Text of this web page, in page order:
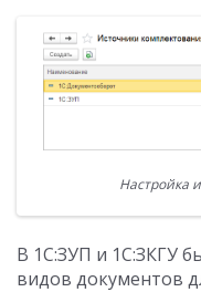
Настройка
В 1С:ЗУП и 1С:ЗКГУ
видов документов